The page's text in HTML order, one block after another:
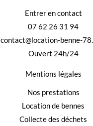
Entrer en contact
07 62 26 31 94
contact@location-benne-
Ouvert 24h/24
Mentions légales
Nos prestations
Location de bennes
Collecte des déchets